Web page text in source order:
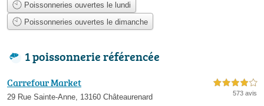
Poissonneries ouvertes le lundi
Poissonneries ouvertes le dimanche
1 poissonnerie référencée
Carrefour Market
29 Rue Sainte-Anne, 13160 Châteaurenard
4,0 étoiles sur 5
573 avis